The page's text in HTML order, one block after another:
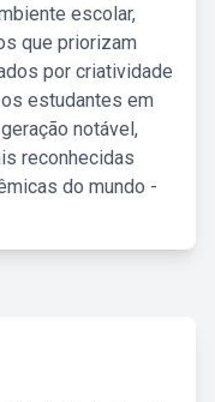
escolar,
que priorizam
por criatividade
estudantes em
notável,
reconhecidas
do mundo -